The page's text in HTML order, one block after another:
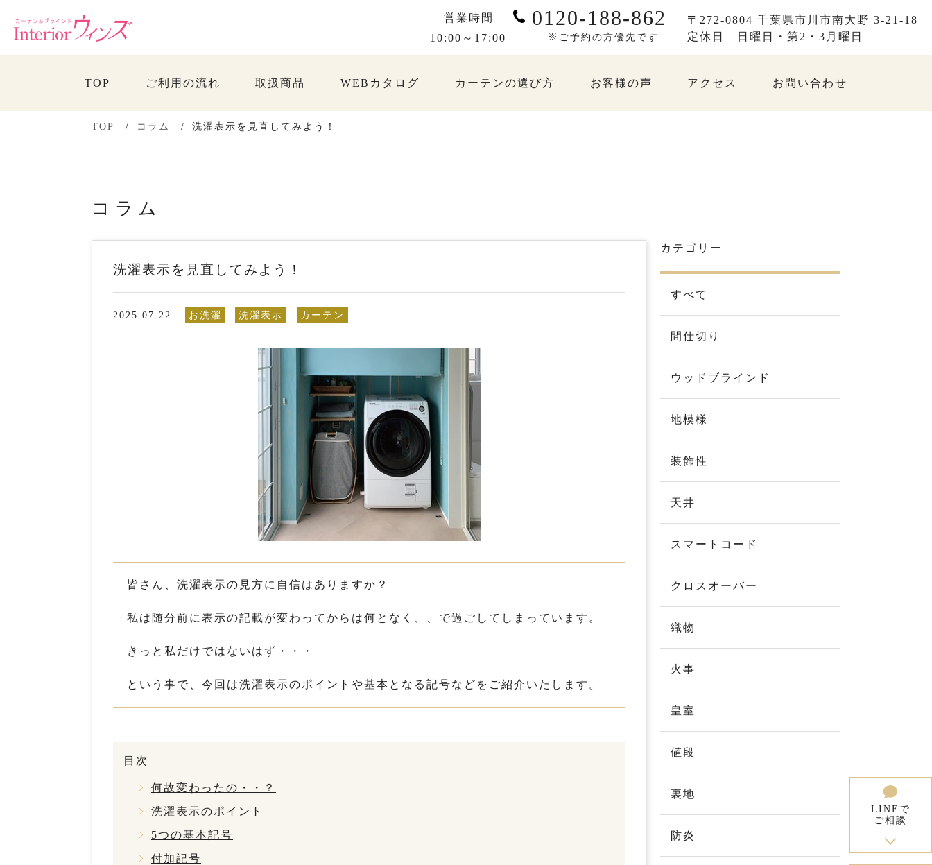
営業時間
10:00～17:00
0120-188-862
※ご予約の方優先です
〒272-0804 千葉県市川市南大野 3-21-18
定休日
日曜日・第2・3月曜日
TOP ご利用の流れ 取扱商品 WEBカタログ カーテンの選び方 お客様の声 アクセス お問い合わせ
LINEで
ご相談
TOP コラム 洗濯表示を見直してみよう！
コラム
洗濯表示を見直してみよう！
2025.07.22 お洗濯 洗濯表示 カーテン
皆さん、洗濯表示の見方に自信はありますか？
私は随分前に表示の記載が変わってからは何となく、、で過ごしてしまっています。
きっと私だけではないはず・・・
という事で、今回は洗濯表示のポイントや基本となる記号などをご紹介いたします。
目次
何故変わったの・・？
洗濯表示のポイント
5つの基本記号
付加記号
カテゴリー
すべて
間仕切り
ウッドブラインド
地模様
装飾性
天井
スマートコード
クロスオーバー
織物
火事
皇室
値段
裏地
防炎